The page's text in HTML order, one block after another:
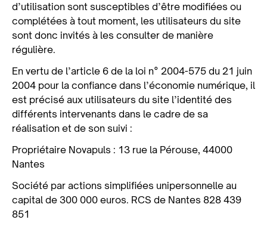
d’utilisation sont susceptibles d’être modifiées ou
complétées à tout moment, les utilisateurs du site
sont donc invités à les consulter de manière
régulière.
En vertu de l’article 6 de la loi n° 2004-575 du 21 juin
2004 pour la confiance dans l’économie numérique, il
est précisé aux utilisateurs du site l’identité des
différents intervenants dans le cadre de sa
réalisation et de son suivi :
Propriétaire Novapuls : 13 rue la Pérouse, 44000
Nantes
Société par actions simplifiées unipersonnelle au
capital de 300 000 euros. RCS de Nantes 828 439
851